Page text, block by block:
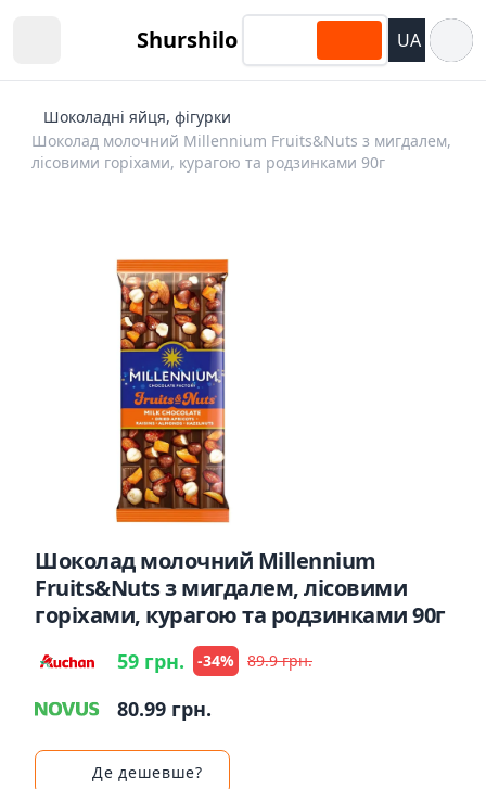
Shurshilo UA
Шоколадні яйця, фігурки
Шоколад молочний Millennium Fruits&Nuts з мигдалем,
лісовими горіхами, курагою та родзинками 90г
Шоколад молочний Millennium
Fruits&Nuts з мигдалем, лісовими
горіхами, курагою та родзинками 90г
59 грн. -34% 89.9 грн.
80.99 грн.
Де дешевше?